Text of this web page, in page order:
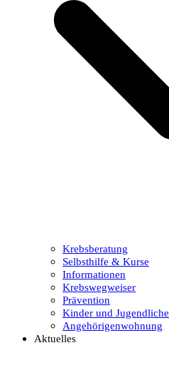
Krebsberatung
Selbsthilfe & Kurse
Informationen
Krebswegweiser
Prävention
Kinder und Jugendliche
Angehörigenwohnung
Aktuelles